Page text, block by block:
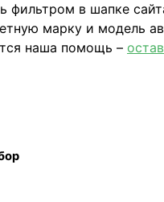
фильтром в шапке
марку и модель
наша помощь –